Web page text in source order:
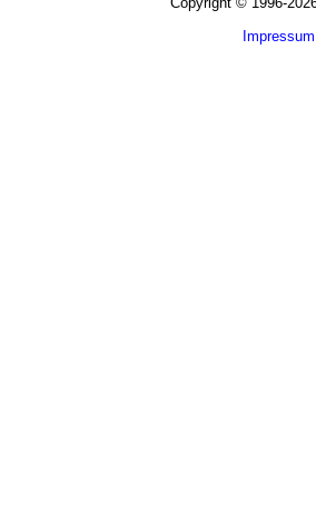
Impressum